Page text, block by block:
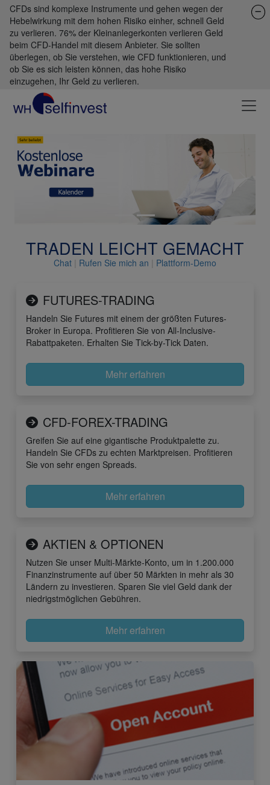
CFDs sind komplexe Instrumente und gehen wegen der
Hebelwirkung mit dem hohen Risiko einher, schnell Geld
zu verlieren. 76% der Kleinanlegerkonten verlieren Geld
beim CFD-Handel mit diesem Anbieter. Sie sollten
überlegen, ob Sie verstehen, wie CFD funktionieren, und
ob Sie es sich leisten können, das hohe Risiko
einzugehen, Ihr Geld zu verlieren.
Previous
TRADEN LEICHT GEMACHT
Chat | Rufen Sie mich an | Plattform-Demo
FUTURES-TRADING
Handeln Sie Futures mit einem der größten Futures-
Broker in Europa. Profitieren Sie von All-Inclusive-
Rabattpaketen. Erhalten Sie Tick-by-Tick Daten.
Mehr erfahren
CFD-FOREX-TRADING
Greifen Sie auf eine gigantische Produktpalette zu.
Handeln Sie CFDs zu echten Marktpreisen. Profitieren
Sie von sehr engen Spreads.
Mehr erfahren
AKTIEN & OPTIONEN
Nutzen Sie unser Multi-Märkte-Konto, um in 1.200.000
Finanzinstrumente auf über 50 Märkten in mehr als 30
Ländern zu investieren. Sparen Sie viel Geld dank der
niedrigstmöglichen Gebühren.
Mehr erfahren